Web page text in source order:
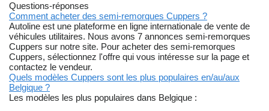
Questions-réponses
Comment acheter des semi-remorques Cuppers ?
Autoline est une plateforme en ligne internationale de vente de
véhicules utilitaires. Nous avons 7 annonces semi-remorques
Cuppers sur notre site. Pour acheter des semi-remorques
Cuppers, sélectionnez l'offre qui vous intéresse sur la page et
contactez le vendeur.
Quels modèles Cuppers sont les plus populaires en/au/aux
Belgique ?
Les modèles les plus populaires dans Belgique :